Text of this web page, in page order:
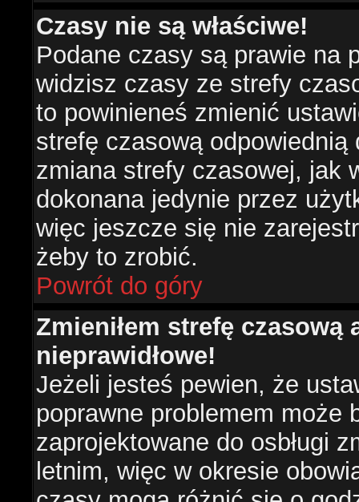
Czasy nie są właściwe!
Podane czasy są prawie na
widzisz czasy ze strefy
to powinieneś zmienić
strefę czasową
zmiana strefy czasowej, jak
dokonana jedynie przez
więc jeszcze się nie
żeby to zrobić.
Powrót do góry
Zmieniłem strefę czasową
nieprawidłowe!
Jeżeli jesteś pewien, że
poprawne problemem może
zaprojektowane do osbługi
letnim, więc w okresie